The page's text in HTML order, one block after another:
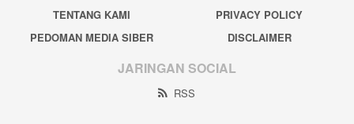
TENTANG KAMI
PRIVACY POLICY
PEDOMAN MEDIA SIBER
DISCLAIMER
JARINGAN SOCIAL
RSS